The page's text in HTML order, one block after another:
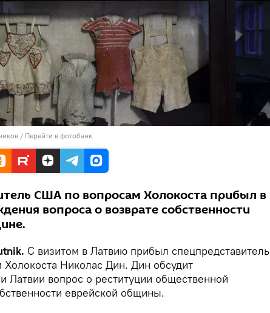
/ Перейти в фотобанк
США по вопросам Холокоста прибыл в
вопроса о возврате собственности
С визитом в Латвию прибыл спецпредставитель
Николас Дин. Дин обсудит
Латвии вопрос о реституции общественной
еврейской общины.